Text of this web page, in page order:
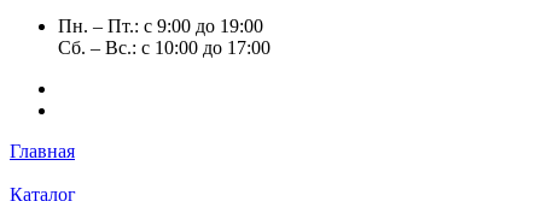
Пн. – Пт.: с 9:00 до 19:00
Сб. – Вс.: с 10:00 до 17:00
Главная
Каталог